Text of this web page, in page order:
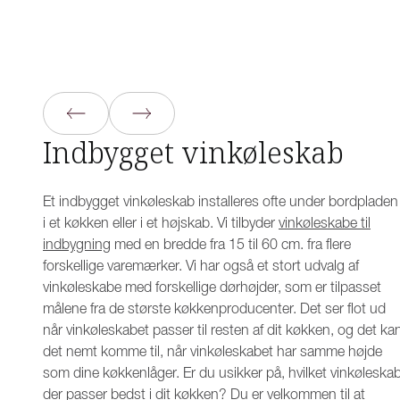
Indbygget vinkøleskab
Et indbygget vinkøleskab installeres ofte under bordpladen
i et køkken eller i et højskab. Vi tilbyder vinkøleskabe til
indbygning med en bredde fra 15 til 60 cm. fra flere
forskellige varemærker. Vi har også et stort udvalg af
vinkøleskabe med forskellige dørhøjder, som er tilpasset
målene fra de største køkkenproducenter. Det ser flot ud
når vinkøleskabet passer til resten af dit køkken, og det
det nemt komme til, når vinkøleskabet har samme højde
som dine køkkenlåger. Er du usikker på, hvilket
der passer bedst i dit køkken? Du er velkommen til at